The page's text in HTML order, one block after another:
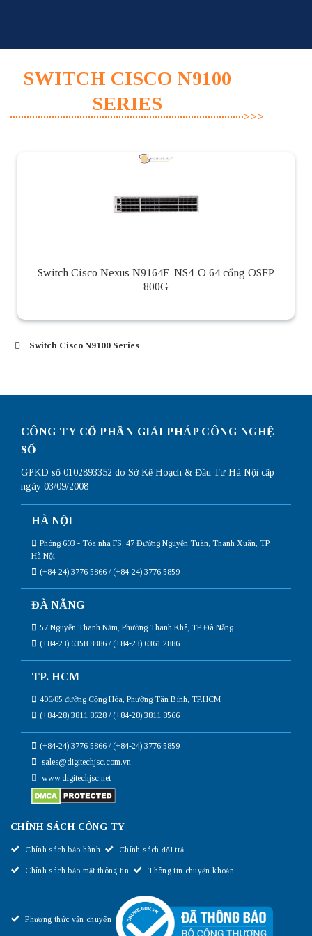
SWITCH CISCO N9100
SERIES
Switch Cisco Nexus N9164E-NS4-O 64 cổng OSFP
800G
Switch Cisco N9100 Series
Đặc điểm nổi bật của Switch Cisco N9100
CÔNG TY CỔ PHẦN GIẢI PHÁP CÔNG NGHỆ
SỐ
GPKD số 0102893352 do Sở Kế Hoạch & Đầu Tư Hà Nội cấp
ngày 03/09/2008
HÀ NỘI
Phòng 603 - Tòa nhà FS, 47 Đường Nguyễn Tuân, Thanh Xuân, TP.
Hà Nội
(+84-24) 3776 5866 / (+84-24) 3776 5859
ĐÀ NẴNG
57 Nguyễn Thanh Năm, Phường Thanh Khê, TP Đà Nẵng
(+84-23) 6358 8886 / (+84-23) 6361 2886
TP. HCM
406/85 đường Cộng Hòa, Phường Tân Bình, TP.HCM
(+84-28) 3811 8628 / (+84-28) 3811 8566
(+84-24) 3776 5866 / (+84-24) 3776 5859
sales@digitechjsc.com.vn
www.digitechjsc.net
CHÍNH SÁCH CÔNG TY
Chính sách bảo hành Chính sách đổi trả
Chính sách bảo mật thông tin Thông tin chuyển khoản
Phương thức vận chuyển